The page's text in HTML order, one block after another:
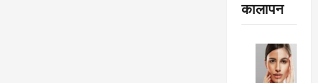
कालापन